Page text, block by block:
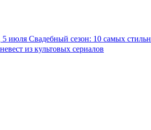
5 июля Свадебный сезон: 10 самых
невест из культовых сериалов